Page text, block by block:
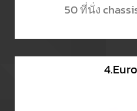
50 ที่นั่ง